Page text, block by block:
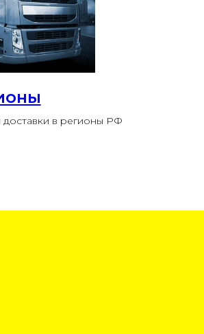
в регионы РФ